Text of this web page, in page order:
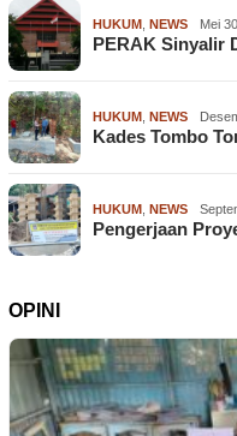
HUKUM NEWS Mei
PERAK Sinyalir
HUKUM NEWS
Kades Tombo
HUKUM NEWS
Pengerjaan
OPINI